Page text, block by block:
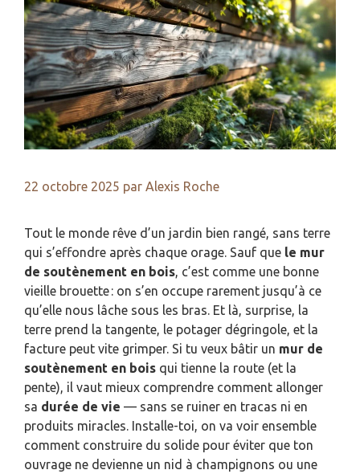
22 octobre 2025 par Alexis Roche
Tout le monde rêve d’un jardin bien rangé, sans terre
qui s’effondre après chaque orage. Sauf que le mur
de soutènement en bois, c’est comme une bonne
vieille brouette : on s’en occupe rarement jusqu’à ce
qu’elle nous lâche sous les bras. Et là, surprise, la
terre prend la tangente, le potager dégringole, et la
facture peut vite grimper. Si tu veux bâtir un mur de
soutènement en bois qui tienne la route (et la
pente), il vaut mieux comprendre comment allonger
sa durée de vie — sans se ruiner en tracas ni en
produits miracles. Installe-toi, on va voir ensemble
comment construire du solide pour éviter que ton
ouvrage ne devienne un nid à champignons ou une